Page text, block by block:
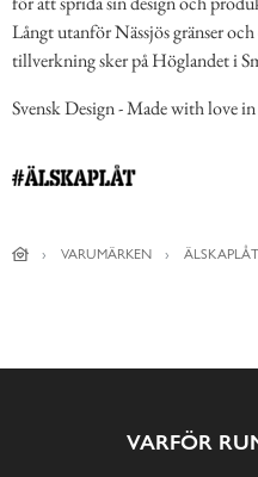
Långt utanför Nässjös gränser
tillverkning sker på Höglandet i
Svensk Design - Made with love
VARUMÄRKEN ÄLSKAPLÅT
VARFÖR